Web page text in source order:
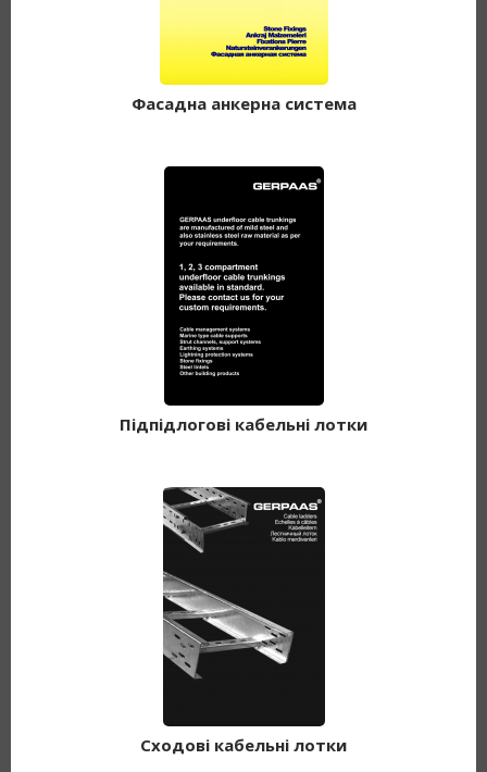
Фасадна анкерна система
Підпідлогові кабельні лотки
Сходові кабельні лотки